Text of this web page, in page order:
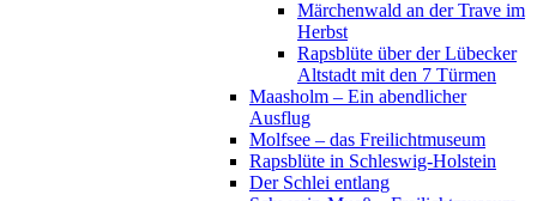
Märchenwald an der Trave im
Herbst
Rapsblüte über der Lübecker
Altstadt mit den 7 Türmen
Maasholm – Ein abendlicher
Ausflug
Molfsee – das Freilichtmuseum
Rapsblüte in Schleswig-Holstein
Der Schlei entlang